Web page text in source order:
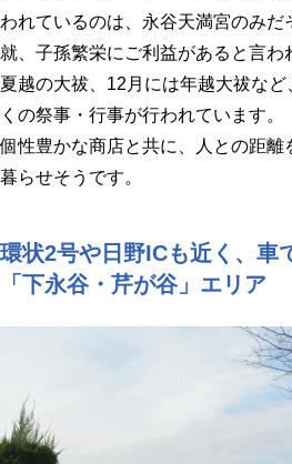
われているのは、永谷天満宮のみだ
就、子孫繁栄にご利益があると言わ
夏越の大祓、12月には年越大祓な
くの祭事・行事が行われています。
個性豊かな商店と共に、人との距離
暮らせそうです。
環状2号や日野ICも近く、車
「下永谷・芹が谷」エリア